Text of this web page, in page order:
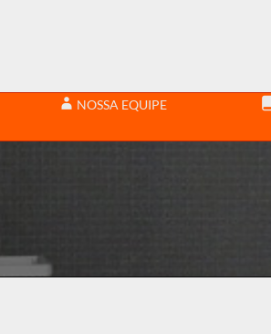
NOSSA EQUIPE